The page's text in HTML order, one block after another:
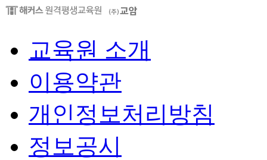
교육원 소개
이용약관
개인정보처리방침
정보공시